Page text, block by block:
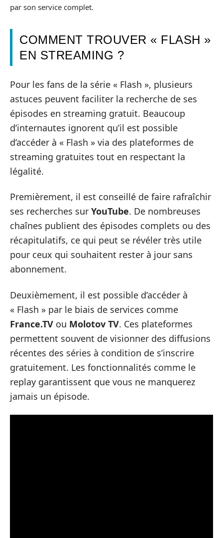
par son service complet.
COMMENT TROUVER « FLASH »
EN STREAMING ?
Pour les fans de la série « Flash », plusieurs
astuces peuvent faciliter la recherche de ses
épisodes en streaming gratuit. Beaucoup
d’internautes ignorent qu’il est possible
d’accéder à « Flash » via des plateformes de
streaming gratuites tout en respectant la
légalité.
Premièrement, il est conseillé de faire rafraîchir
ses recherches sur YouTube. De nombreuses
chaînes publient des épisodes complets ou des
récapitulatifs, ce qui peut se révéler très utile
pour ceux qui souhaitent rester à jour sans
abonnement.
Deuxièmement, il est possible d’accéder à
« Flash » par le biais de services comme
France.TV ou Molotov TV. Ces plateformes
permettent souvent de visionner des diffusions
récentes des séries à condition de s’inscrire
gratuitement. Les fonctionnalités comme le
replay garantissent que vous ne manquerez
jamais un épisode.